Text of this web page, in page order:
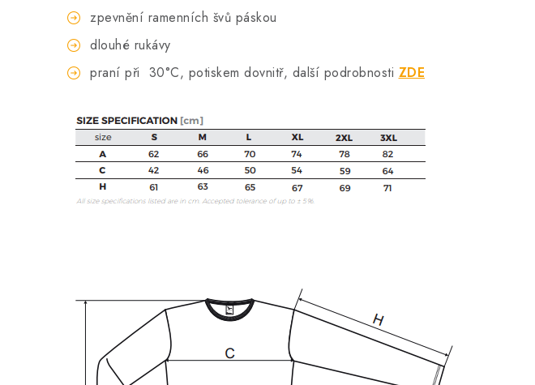
zpevnění ramenních švů páskou
dlouhé rukávy
praní při 30°C, potiskem dovnitř, další podrobnosti ZDE